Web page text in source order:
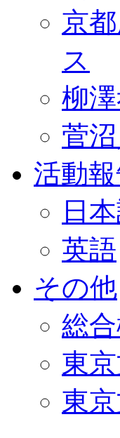
京
ス
柳
菅
活動
日
英語
その他
総
東
東